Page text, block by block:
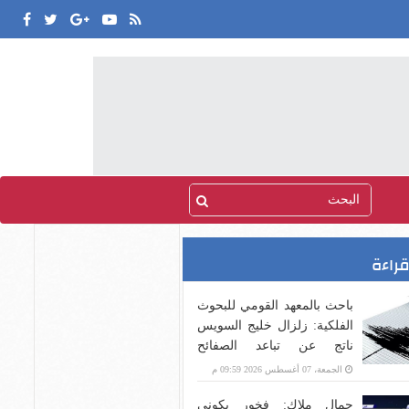
باحث بالمعهد القومي للبحوث
الفلكية: زلزال خليج السويس
ناتج عن تباعد الصفائح
التكتونية
الجمعة، 07 أغسطس 2026 09:59 م
جمال ملاك: فخور بكوني